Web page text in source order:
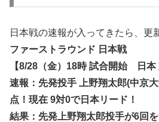
日本戦の速報が入ってきたら、更
ファーストラウンド 日本戦
【8/28（金）18時 試合開始 日本
速報 ：先発投手 上野翔太郎(中京
点！現在 9対0で日本リード！
結果 ：先発上野翔太郎投手が6回